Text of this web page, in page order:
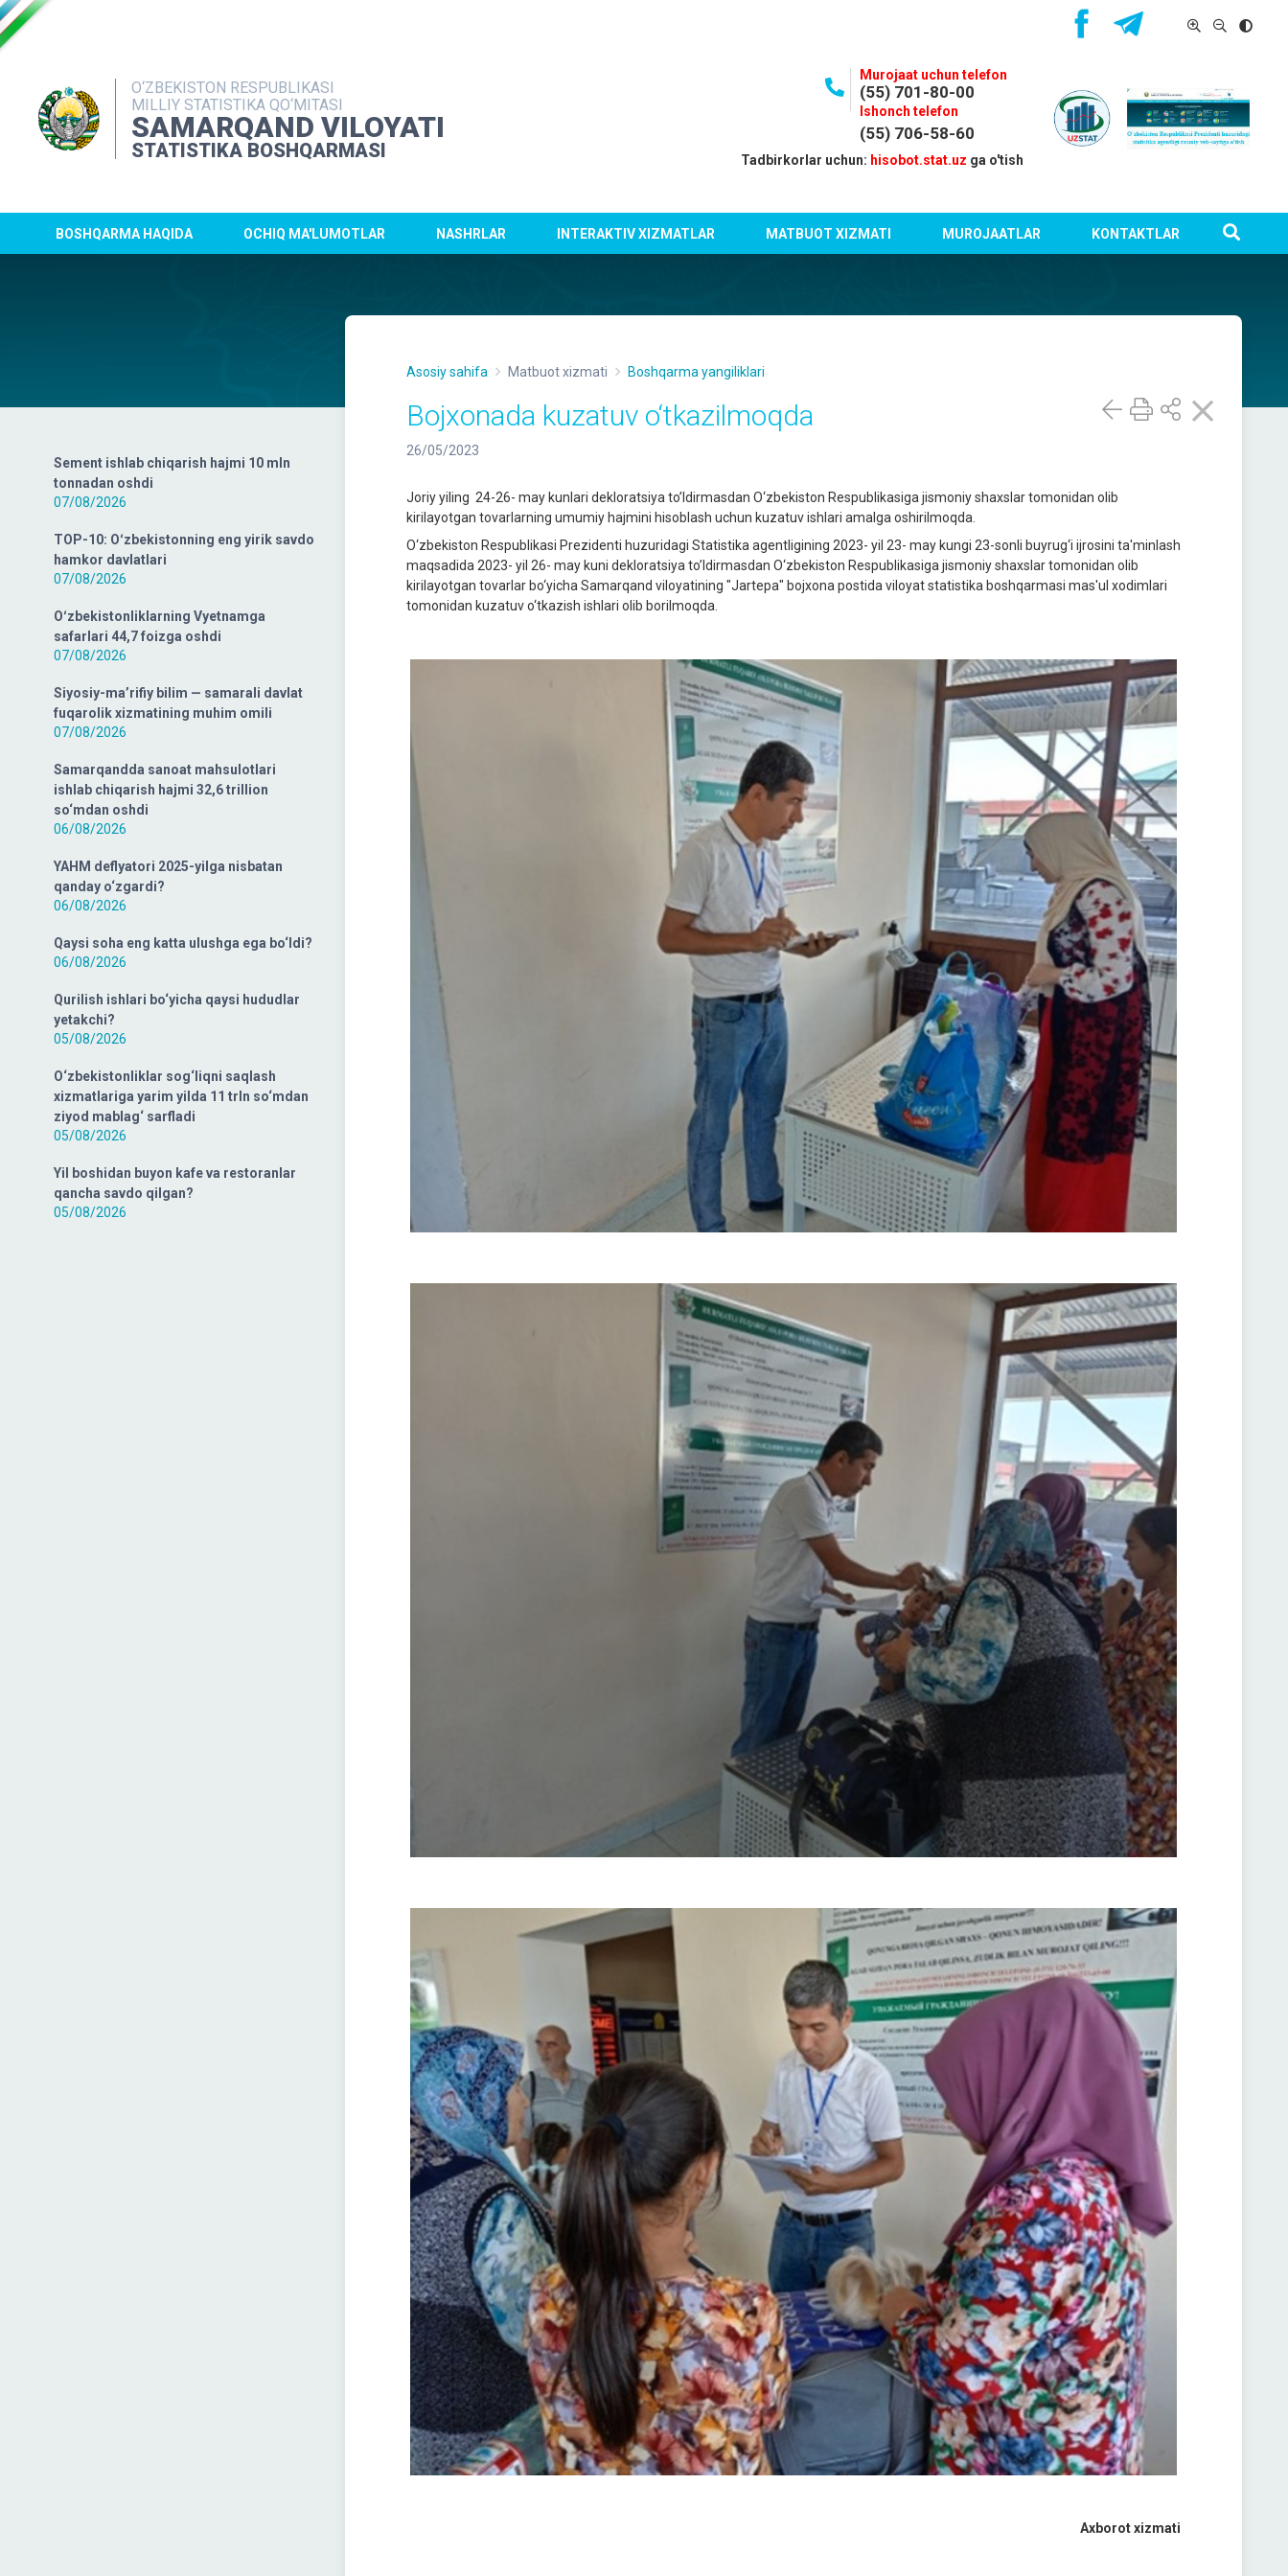
O‘ZBEKISTON RESPUBLIKASI
MILLIY STATISTIKA QO‘MITASI
SAMARQAND VILOYATI
STATISTIKA BOSHQARMASI
Murojaat uchun telefon
(55) 701-80-00
Ishonch telefon
(55) 706-58-60
Tadbirkorlar uchun: hisobot.stat.uz ga o'tish
BOSHQARMA HAQIDA OCHIQ MA'LUMOTLAR NASHRLAR INTERAKTIV XIZMATLAR MATBUOT XIZMATI MUROJAATLAR KONTAKTLAR
Sement ishlab chiqarish hajmi 10 mln
tonnadan oshdi
07/08/2026
TOP-10: Oʻzbekistonning eng yirik savdo
hamkor davlatlari
07/08/2026
Oʻzbekistonliklarning Vyetnamga
safarlari 44,7 foizga oshdi
07/08/2026
Siyosiy-ma’rifiy bilim — samarali davlat
fuqarolik xizmatining muhim omili
07/08/2026
Samarqandda sanoat mahsulotlari
ishlab chiqarish hajmi 32,6 trillion
so‘mdan oshdi
06/08/2026
YAHM deflyatori 2025-yilga nisbatan
qanday o‘zgardi?
06/08/2026
Qaysi soha eng katta ulushga ega bo‘ldi?
06/08/2026
Qurilish ishlari bo‘yicha qaysi hududlar
yetakchi?
05/08/2026
O‘zbekistonliklar sog‘liqni saqlash
xizmatlariga yarim yilda 11 trln so‘mdan
ziyod mablag‘ sarfladi
05/08/2026
Yil boshidan buyon kafe va restoranlar
qancha savdo qilgan?
05/08/2026
Asosiy sahifa Matbuot xizmati Boshqarma yangiliklari
Bojxonada kuzatuv o‘tkazilmoqda
26/05/2023
Joriy yiling 24-26- may kunlari dekloratsiya to’ldirmasdan O‘zbekiston Respublikasiga jismoniy shaxslar tomonidan olib
kirilayotgan tovarlarning umumiy hajmini hisoblash uchun kuzatuv ishlari amalga oshirilmoqda.
O‘zbekiston Respublikasi Prezidenti huzuridagi Statistika agentligining 2023- yil 23- may kungi 23-sonli buyrug‘i ijrosini ta'minlash
maqsadida 2023- yil 26- may kuni dekloratsiya to’ldirmasdan O‘zbekiston Respublikasiga jismoniy shaxslar tomonidan olib
kirilayotgan tovarlar bo‘yicha Samarqand viloyatining "Jartepa" bojxona postida viloyat statistika boshqarmasi mas'ul xodimlari
tomonidan kuzatuv o‘tkazish ishlari olib borilmoqda.
Axborot xizmati